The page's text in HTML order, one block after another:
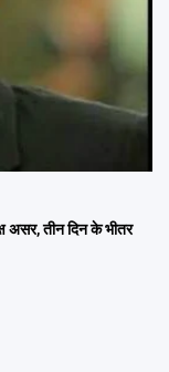
असर, तीन दिन के भीतर